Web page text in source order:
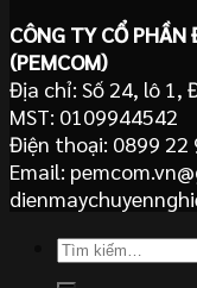
CÔNG TY CỔ PHẦN
(PEMCOM)
Địa chỉ: Số 24, lô 1,
MST: 0109944542
Điện thoại: 0899 22
Email:
Tìm